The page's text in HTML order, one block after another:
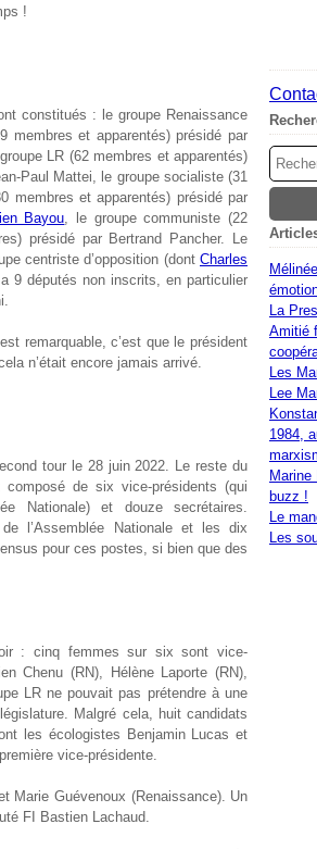
!
constitués : le groupe Renaissance
membres et apparentés) présidé par
LR (62 membres et apparentés)
Paul Mattei, le groupe socialiste (31
membres et apparentés) présidé par
Bayou, le groupe communiste (22
présidé par Bertrand Pancher. Le
centriste d’opposition (dont Charles
9 députés non inscrits, en particulier
remarquable, c’est que le président
n’était encore jamais arrivé.
tour le 28 juin 2022. Le reste du
de six vice-présidents (qui
Nationale) et douze secrétaires.
l’Assemblée Nationale et les dix
pour ces postes, si bien que des
: cinq femmes sur six sont vice-
Chenu (RN), Hélène Laporte (RN),
LR ne pouvait pas prétendre à une
Malgré cela, huit candidats
les écologistes Benjamin Lucas et
vice-présidente.
Marie Guévenoux (Renaissance). Un
FI Bastien Lachaud.
La
Amitié
Les
Lee
1984,
buzz !
Le
Les